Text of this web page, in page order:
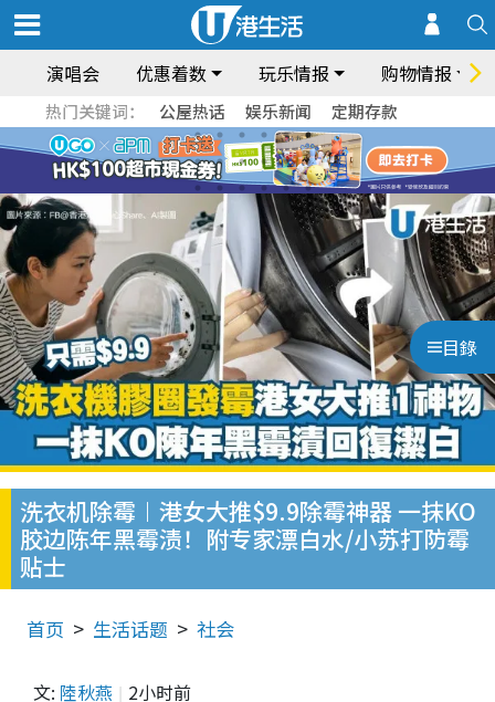
演唱会 优惠着数 玩乐情报 购物情报
热门关键词： 公屋热话 娱乐新闻 定期存款
目錄
洗衣机除霉︱港女大推$9.9除霉神器 一抹KO
胶边陈年黑霉渍！附专家漂白水/小苏打防霉
贴士
首页 生活话题 社会
文: 陸秋燕 2小时前